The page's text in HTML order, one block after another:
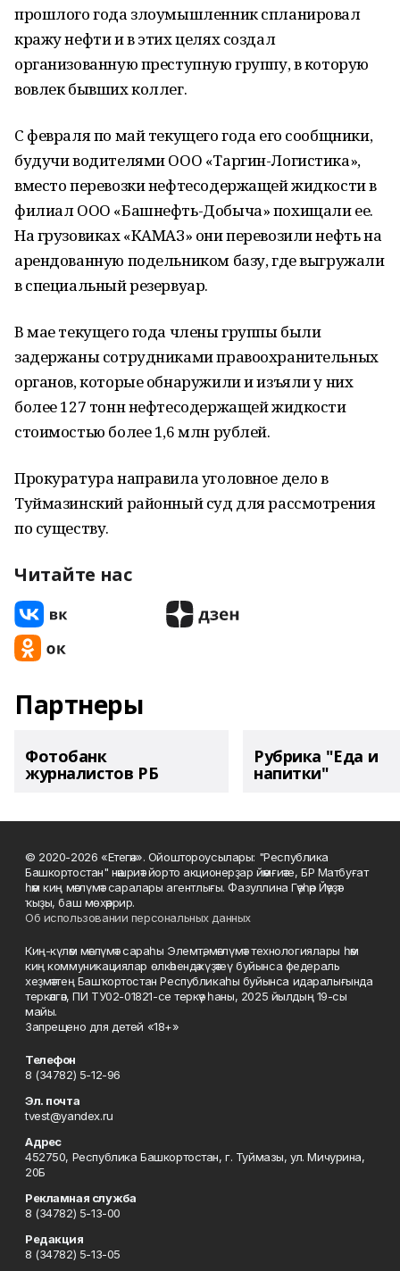
прошлого года злоумышленник спланировал
кражу нефти и в этих целях создал
организованную преступную группу, в которую
вовлек бывших коллег.
С февраля по май текущего года его сообщники,
будучи водителями ООО «Таргин-Логистика»,
вместо перевозки нефтесодержащей жидкости в
филиал ООО «Башнефть-Добыча» похищали ее.
На грузовиках «КАМАЗ» они перевозили нефть на
арендованную подельником базу, где выгружали
в специальный резервуар.
В мае текущего года члены группы были
задержаны сотрудниками правоохранительных
органов, которые обнаружили и изъяли у них
более 127 тонн нефтесодержащей жидкости
стоимостью более 1,6 млн рублей.
Прокуратура направила уголовное дело в
Туймазинский районный суд для рассмотрения
по существу.
Читайте нас
Партнеры
Фотобанк
журналистов РБ
Рубрика "Еда и
напитки"
© 2020-2026 «Етегән». Ойоштороусылары: "Республика
Башкортостан" нәшриәт йорто акционерҙар йәмғиәте, БР Матбуғат
һәм киң мәғлүмәт саралары агентлығы. Фазуллина Гәүһәр Йәүҙәт
ҡыҙы, баш мөхәррир.
Об использовании персональных данных
Киң-күләм мәғлүмәт сараһы Элемтә, мәғлүмәт технологиялары һәм
киң коммуникациялар өлкәһендә күҙәтеү буйынса федераль
хеҙмәттең Башҡортостан Республикаһы буйынса идаралығында
теркәлгән, ПИ ТУ02-01821-се теркәү һаны, 2025 йылдың 19-сы
майы.
Запрещено для детей «18+»
Телефон
8 (34782) 5-12-96
Эл. почта
tvest@yandex.ru
Адрес
452750, Республика Башкортостан, г. Туймазы, ул. Мичурина,
20Б
Рекламная служба
8 (34782) 5-13-00
Редакция
8 (34782) 5-13-05